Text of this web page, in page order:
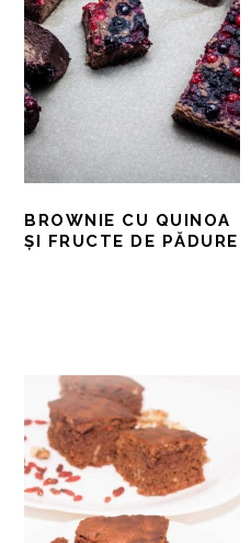
BROWNIE CU QUINOA
ȘI FRUCTE DE PĂDURE